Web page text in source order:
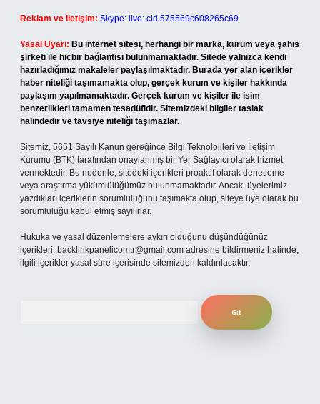
Reklam ve İletişim: Skype: live:.cid.575569c608265c69
Yasal Uyarı: Bu internet sitesi, herhangi bir marka, kurum veya şahıs
şirketi ile hiçbir bağlantısı bulunmamaktadır. Sitede yalnızca kendi
hazırladığımız makaleler paylaşılmaktadır. Burada yer alan içerikler
haber niteliği taşımamakta olup, gerçek kurum ve kişiler hakkında
paylaşım yapılmamaktadır. Gerçek kurum ve kişiler ile isim
benzerlikleri tamamen tesadüfidir. Sitemizdeki bilgiler taslak
halindedir ve tavsiye niteliği taşımazlar.
Sitemiz, 5651 Sayılı Kanun gereğince Bilgi Teknolojileri ve İletişim
Kurumu (BTK) tarafından onaylanmış bir Yer Sağlayıcı olarak hizmet
vermektedir. Bu nedenle, sitedeki içerikleri proaktif olarak denetleme
veya araştırma yükümlülüğümüz bulunmamaktadır. Ancak, üyelerimiz
yazdıkları içeriklerin sorumluluğunu taşımakta olup, siteye üye olarak bu
sorumluluğu kabul etmiş sayılırlar.
Hukuka ve yasal düzenlemelere aykırı olduğunu düşündüğünüz
içerikleri, backlinkpanelicomtr@gmail.com adresine bildirmeniz halinde,
ilgili içerikler yasal süre içerisinde sitemizden kaldırılacaktır.